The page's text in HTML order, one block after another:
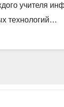
учителя
технологий…